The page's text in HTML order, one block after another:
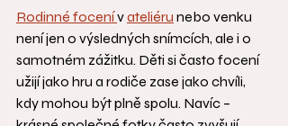
Rodinné focení v ateliéru nebo venku
není jen o výsledných snímcích, ale i o
samotném zážitku. Děti si často focení
užijí jako hru a rodiče zase jako chvíli,
kdy mohou být plně spolu. Navíc –